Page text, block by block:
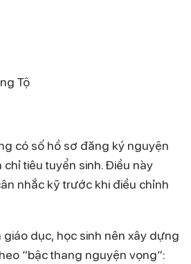
Tộ
có số hồ sơ đăng ký nguyện
tiêu tuyển sinh. Điều này
nhắc kỹ trước khi điều chỉnh
dục, học sinh nên xây dựng
“bậc thang nguyện vọng”: